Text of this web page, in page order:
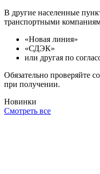
В другие населенные
транспортными
«Новая линия»
«СДЭК»
или другая по
Обязательно проверяйте
при получении.
Новинки
Смотреть все